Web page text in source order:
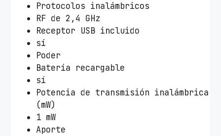
Protocolos inalámbricos
RF de 2,4 GHz
Receptor USB incluido
sí
Poder
Batería recargable
sí
Potencia de transmisión inalámbrica
(mW)
1 mW
Aporte